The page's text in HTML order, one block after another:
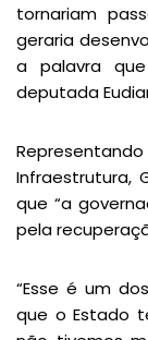
tornariam
geraria
a palavra
deputada
Infraestrutura,
que “a
pela
“Esse é um
que o Estado